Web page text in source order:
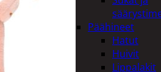
Päähineet
Hatut
Huivit
Lippalakit